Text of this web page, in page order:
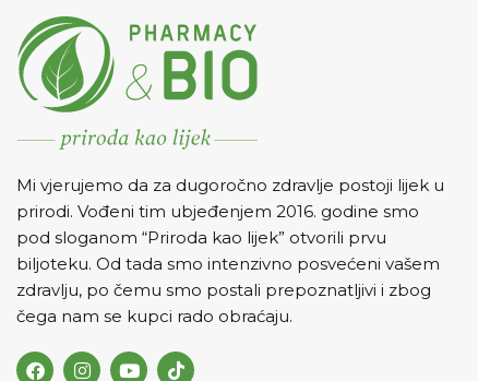
Mi vjerujemo da za dugoročno zdravlje postoji lijek u
prirodi. Vođeni tim ubjeđenjem 2016. godine smo
pod sloganom “Priroda kao lijek” otvorili prvu
biljoteku. Od tada smo intenzivno posvećeni vašem
zdravlju, po čemu smo postali prepoznatljivi i zbog
čega nam se kupci rado obraćaju.